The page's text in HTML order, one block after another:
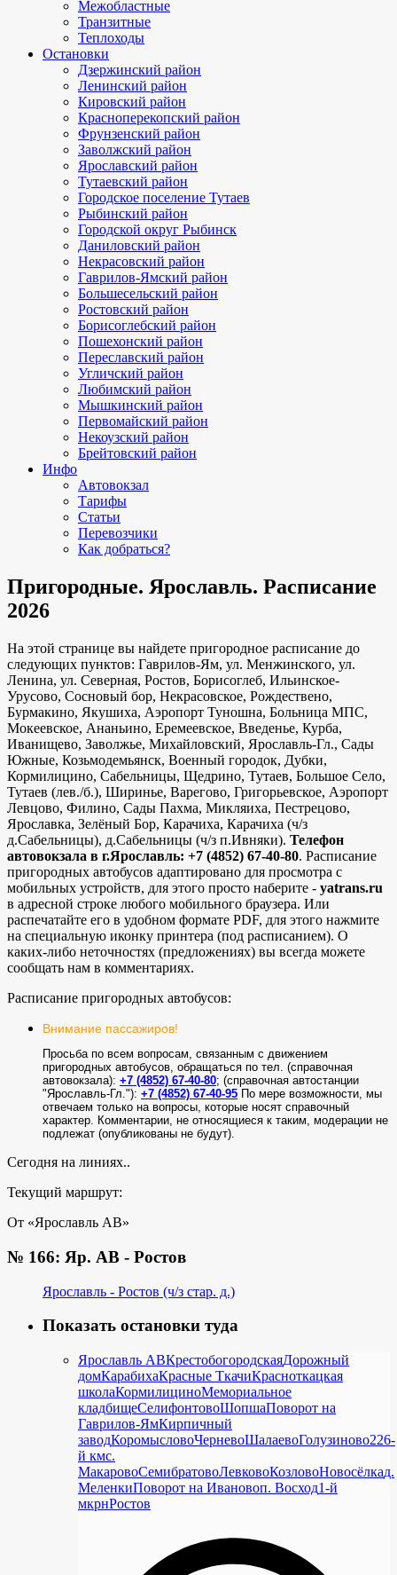
Межобластные
Транзитные
Теплоходы
Остановки
Дзержинский район
Ленинский район
Кировский район
Красноперекопский район
Фрунзенский район
Заволжский район
Ярославский район
Тутаевский район
Городское поселение Тутаев
Рыбинский район
Городской округ Рыбинск
Даниловский район
Некрасовский район
Гаврилов-Ямский район
Большесельский район
Ростовский район
Борисоглебский район
Пошехонский район
Переславский район
Угличский район
Любимский район
Мышкинский район
Первомайский район
Некоузский район
Брейтовский район
Инфо
Автовокзал
Тарифы
Статьи
Перевозчики
Как добраться?
Пригородные. Ярославль. Расписание
2026
На этой странице вы найдете пригородное расписание до
следующих пунктов: Гаврилов-Ям, ул. Менжинского, ул.
Ленина, ул. Северная, Ростов, Борисоглеб, Ильинское-
Урусово, Сосновый бор, Некрасовское, Рождествено,
Бурмакино, Якушиха, Аэропорт Туношна, Больница МПС,
Мокеевское, Ананьино, Еремеевское, Введенье, Курба,
Иванищево, Заволжье, Михайловский, Ярославль-Гл., Сады
Южные, Козьмодемьянск, Военный городок, Дубки,
Кормилицино, Сабельницы, Щедрино, Тутаев, Большое Село,
Тутаев (лев./б.), Ширинье, Варегово, Григорьевское, Аэропорт
Левцово, Филино, Сады Пахма, Микляиха, Пестрецово,
Ярославка, Зелёный Бор, Карачиха, Карачиха (ч/з
д.Сабельницы), д.Сабельницы (ч/з п.Ивняки). Телефон
автовокзала в г.Ярославль: +7 (4852) 67-40-80. Расписание
пригородных автобусов адаптировано для просмотра с
мобильных устройств, для этого просто наберите - yatrans.ru
в адресной строке любого мобильного браузера. Или
распечатайте его в удобном формате PDF, для этого нажмите
на специальную иконку принтера (под расписанием). О
каких-либо неточностях (предложениях) вы всегда можете
сообщать нам в комментариях.
Расписание пригородных автобусов:
Внимание пассажиров!
Просьба по всем вопросам, связанным с движением
пригородных автобусов, обращаться по тел. (справочная
автовокзала): +7 (4852) 67-40-80; (справочная автостанции
"Ярославль-Гл."): +7 (4852) 67-40-95 По мере возможности, мы
отвечаем только на вопросы, которые носят справочный
характер. Комментарии, не относящиеся к таким, модерации не
подлежат (опубликованы не будут).
Сегодня на линиях..
Текущий маршрут:
От «Ярославль АВ»
№ 166: Яр. АВ - Ростов
Ярославль - Ростов (ч/з стар. д.)
Показать остановки туда
Ярославль АВКрестобогородскаяДорожный
домКарабихаКрасные ТкачиКрасноткацкая
школаКормилициноМемориальное
кладбищеСелифонтовоШопшаПоворот на
Гаврилов-ЯмКирпичный
заводКоромысловоЧерневоШалаевоГолузиново226-
й кмс.
МакаровоСемибратовоЛевковоКозловоНовосёлкад.
МеленкиПоворот на Ивановоп. Восход1-й
мкрнРостов